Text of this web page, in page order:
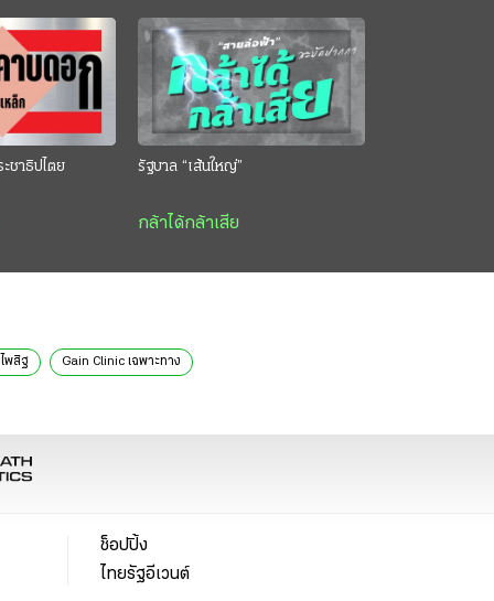
ชาธิปไตย รัฐบาล “เส้นใหญ่”
กล้าได้กล้าเสีย
พสิฐ Gain Clinic เฉพาะทาง
ช็อปปิ้ง
ไทยรัฐอีเวนต์